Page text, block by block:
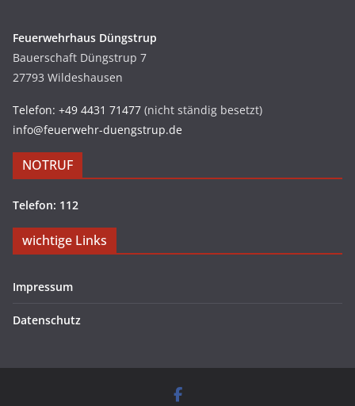
Feuerwehrhaus Düngstrup
Bauerschaft Düngstrup 7
27793 Wildeshausen
Telefon: +49 4431 71477 (nicht ständig besetzt)
info@feuerwehr-duengstrup.de
NOTRUF
Telefon: 112
wichtige Links
Impressum
Datenschutz